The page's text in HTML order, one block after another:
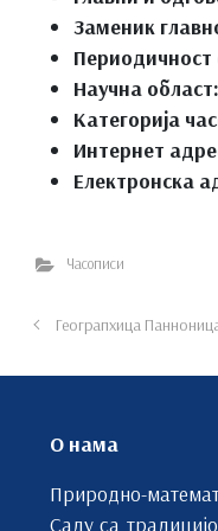
Заменик
Научна област:
Категорија
Интернет
Електронска
Часописи
Геограпхица
О нама
Природно-
Саду са